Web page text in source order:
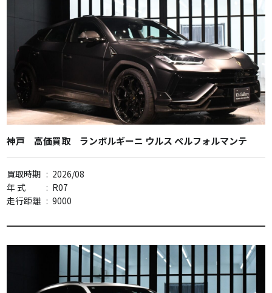
神戸 高価買取 ランボルギーニ ウルス ペルフォルマンテ
買取時期 : 2026/08
年 式
: R07
走行距離 : 9000